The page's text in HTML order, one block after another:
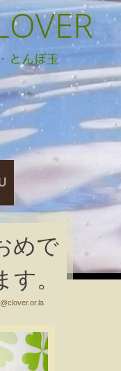
とんぼ玉
めで
。